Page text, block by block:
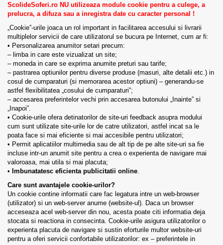
ScolideSoferi.ro NU utilizeaza module cookie pentru a culege, a
prelucra, a difuza sau a inregistra date cu caracter personal !
„Cookie”-urile joaca un rol important in facilitarea accesului si livrarii
multiplelor servicii de care utilizatorul se bucura pe Internet, cum ar fi:
• Personalizarea anumitor setari precum:
– limba in care este vizualizat un site;
– moneda in care se exprima anumite preturi sau tarife;
– pastrarea optiunilor pentru diverse produse (masuri, alte detalii etc.) in
cosul de cumparaturi (si memorarea acestor optiuni) – generandu-se
astfel flexibilitatea „cosului de cumparaturi”;
– accesarea preferintelor vechi prin accesarea butonului „Inainte” si
„Inapoi”.
• Cookie-urile ofera detinatorilor de site-uri feedback asupra modului
cum sunt utilizate site-urile lor de catre utilizatori, astfel incat sa le
poata face si mai eficiente si mai accesibile pentru utilizatori;
• Permit aplicatiilor multimedia sau de alt tip de pe alte site-uri sa fie
incluse intr-un anumit site pentru a crea o experienta de navigare mai
valoroasa, mai utila si mai placuta;
• Imbunatatesc eficienta publicitatii online
Care sunt avantajele cookie-urilor?
Un cookie contine informatii care fac legatura intre un web-browser
(utilizator) si un web-server anume (website-ul). Daca un browser
acceseaza acel web-server din nou, acesta poate citi informatia deja
stocata si reactiona in consecinta. Cookie-urile asigura utilizatorilor o
experienta placuta de navigare si sustin eforturile multor website-uri
pentru a oferi servicii confortabile utilizatorilor: ex – preferintele in